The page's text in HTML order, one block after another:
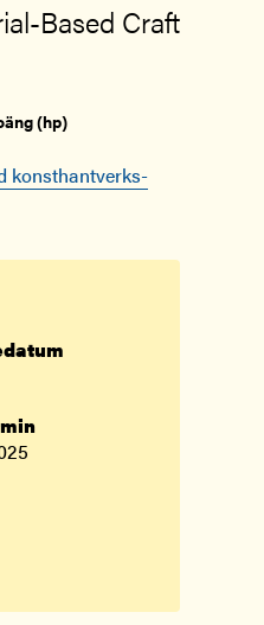
Based Craft
(hp)
konsthantverks-